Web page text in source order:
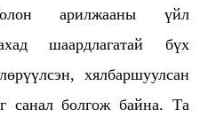
арилжааны үйл
шаардлагатай бүх
хялбаршуулсан
санал болгож байна. Та